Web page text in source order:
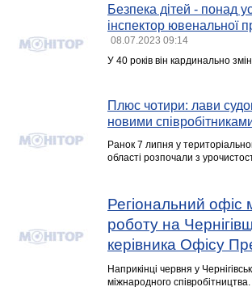
Безпека дітей - понад
інспектор ювенальної
08.07.2023 09:14
У 40 років він кардинально
Плюс чотири: лави
новими
Ранок 7 липня у
області розпочали з
Регіональний офіс
роботу на
керівника Офісу
Наприкінці червня у
міжнародного співробітництва.